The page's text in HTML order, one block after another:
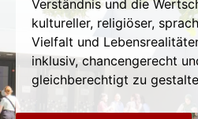
Verständnis und die
kultureller, religiöser,
Vielfalt und
inklusiv, chancengerecht
gleichberechtigt zu